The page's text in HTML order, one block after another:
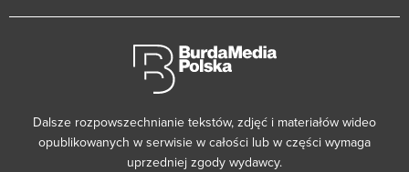
Dalsze rozpowszechnianie tekstów, zdjęć i materiałów wideo
opublikowanych w serwisie w całości lub w części wymaga
uprzedniej zgody wydawcy.